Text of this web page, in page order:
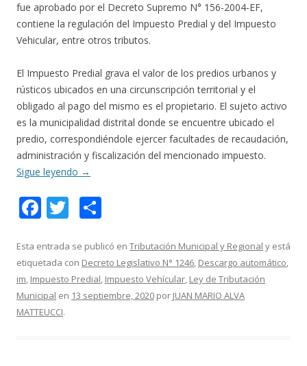
fue aprobado por el Decreto Supremo N° 156-2004-EF,
contiene la regulación del Impuesto Predial y del Impuesto
Vehicular, entre otros tributos.
El Impuesto Predial grava el valor de los predios urbanos y
rústicos ubicados en una circunscripción territorial y el
obligado al pago del mismo es el propietario. El sujeto activo
es la municipalidad distrital donde se encuentre ubicado el
predio, correspondiéndole ejercer facultades de recaudación,
administración y fiscalización del mencionado impuesto.
Sigue leyendo →
F
e
b
o
o
T
itt
er
m
p
ar
Esta entrada se publicó en Tributación Municipal y Regional y está
etiquetada con Decreto Legislativo N° 1246, Descargo automático,
im, Impuesto Predial, Impuesto Vehícular, Ley de Tributación
Municipal en 13 septiembre, 2020 por JUAN MARIO ALVA
MATTEUCCI.